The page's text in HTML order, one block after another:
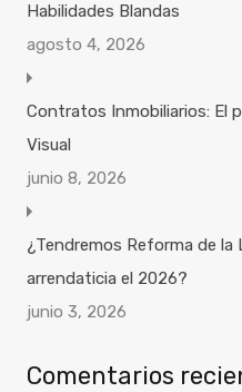
Habilidades Blandas
agosto 4, 2026
Contratos Inmobiliarios: El
Visual
junio 8, 2026
¿Tendremos Reforma de la
arrendaticia el 2026?
junio 3, 2026
Comentarios